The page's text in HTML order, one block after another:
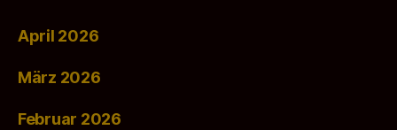
April 2026
März 2026
Februar 2026